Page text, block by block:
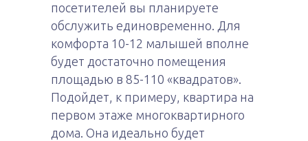
посетителей вы планируете
обслужить единовременно. Для
комфорта 10-12 малышей вполне
будет достаточно помещения
площадью в 85-110 «квадратов».
Подойдет, к примеру, квартира на
первом этаже многоквартирного
дома. Она идеально будет